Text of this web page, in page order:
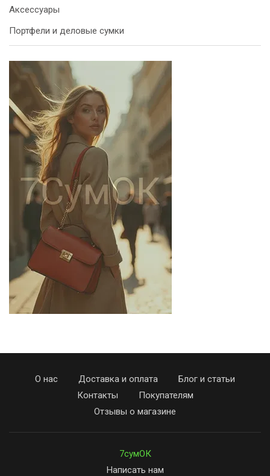
Аксессуары
Портфели и деловые сумки
О нас Доставка и оплата
Блог и статьи
Контакты
Покупателям
Отзывы о магазине
7сумОК
Написать нам